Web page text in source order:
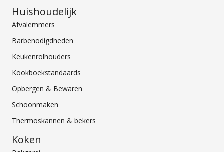
Huishoudelijk
Afvalemmers
Barbenodigdheden
Keukenrolhouders
Kookboekstandaards
Opbergen & Bewaren
Schoonmaken
Thermoskannen & bekers
Koken